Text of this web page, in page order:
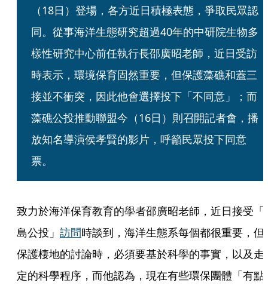
（18日）登場，各方近日積極表態，爭取民眾認
同。從事海洋生態研究超過40年的中研院生物多
樣性研究中心前任執行長邵廣昭老師，近日受訪
時表示，環境保育固然重要，但保護藻礁和蓋三
接並不衝突，因此他會選擇投下「不同意」；而
藻礁公投推動聯盟今（16日）則召開記者會，播
放知名導演侯孝賢的影片，呼籲民眾投下同意
票。
致力於海洋保育教育的學者邵廣昭老師，近日接受「
島公投」 訪問時談到，海洋生態系每個都很重要，但
保護棲地的討論時，必須要基於科學的事實，以及走
定的科學程序，而他認為，現在有些環保團體「有點